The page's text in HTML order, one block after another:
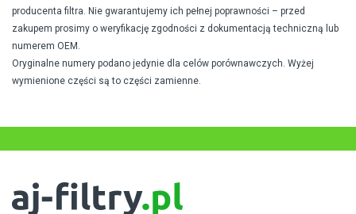
producenta filtra. Nie gwarantujemy ich pełnej poprawności – przed
zakupem prosimy o weryfikację zgodności z dokumentacją techniczną lub
numerem OEM.
Oryginalne numery podano jedynie dla celów porównawczych. Wyżej
wymienione części są to części zamienne.